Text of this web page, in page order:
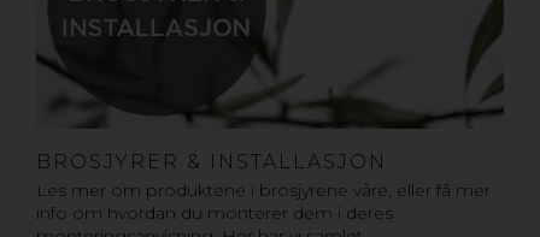
BROSJYRER & INSTALLASJON
Les mer om produktene i brosjyrene våre, eller få mer
info om hvordan du monterer dem i deres